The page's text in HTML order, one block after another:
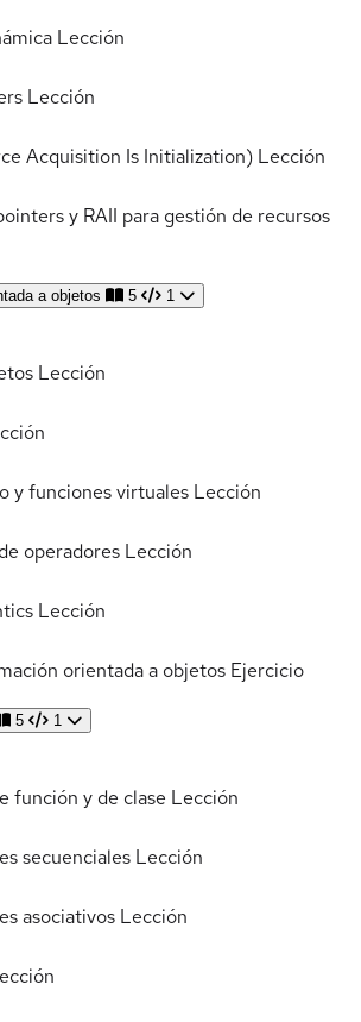
Lección
Lección
Acquisition Is Initialization) Lección
y RAII para gestión de recursos
a objetos 5 1
Lección
y funciones virtuales Lección
operadores Lección
Lección
orientada a objetos Ejercicio
5 1
función y de clase Lección
secuenciales Lección
asociativos Lección